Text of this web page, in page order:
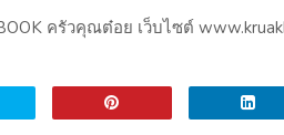
ครัวคุณต๋อย เว็บไซต์